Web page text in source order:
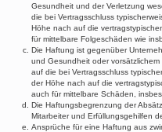
Gesundheit und der Verletzung
die bei Vertragsschluss
Höhe nach auf die
für mittelbare Folgeschäden wie
Die Haftung ist gegenüber
und Gesundheit oder
auf die bei Vertragsschluss
der Höhe nach auf die
auch für mittelbare Schäden,
Die Haftungsbegrenzung der
Mitarbeiter und Erfüllungsgehilfen
Ansprüche für eine Haftung aus